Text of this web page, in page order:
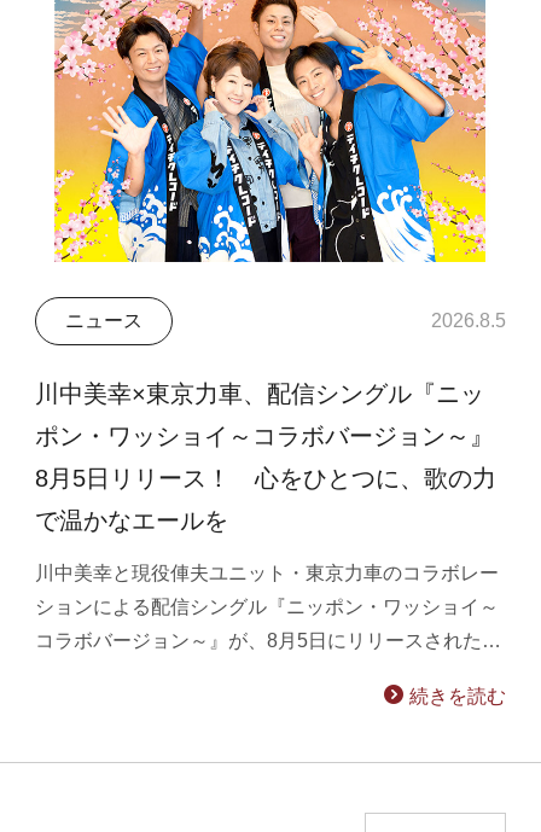
ニュース 2026.8.5
川中美幸×東京力車、配信シングル『ニッ
ポン・ワッショイ～コラボバージョン～』
8月5日リリース！ 心をひとつに、歌の力
で温かなエールを
川中美幸と現役俥夫ユニット・東京力車のコラボレー
ションによる配信シングル『ニッポン・ワッショイ～
コラボバージョン～』が、8月5日にリリースされた…
続きを読む